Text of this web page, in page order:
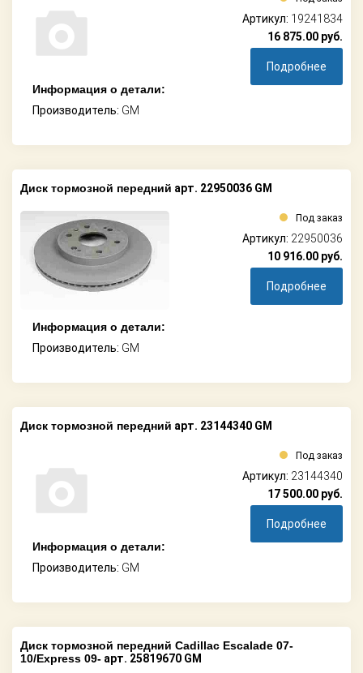
Информация о детали:
Производитель: GM
Артикул: 19241834
16 875.00 руб.
Подробнее
Диск тормозной передний арт. 22950036 GM
Информация о детали:
Производитель: GM
Под заказ
Артикул: 22950036
10 916.00 руб.
Подробнее
Диск тормозной передний арт. 23144340 GM
Информация о детали:
Производитель: GM
Под заказ
Артикул: 23144340
17 500.00 руб.
Подробнее
Диск тормозной передний Cadillac Escalade 07-
10/Express 09- арт. 25819670 GM